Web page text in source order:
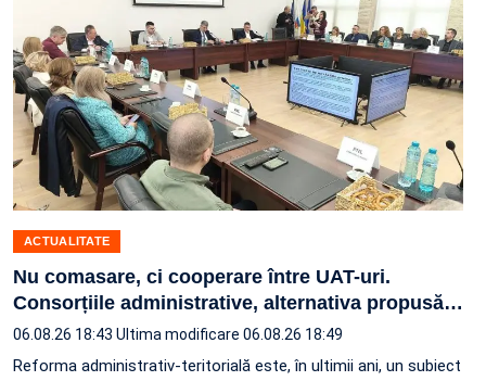
ACTUALITATE
Nu comasare, ci cooperare între UAT-uri.
Consorțiile administrative, alternativa propusă…
06.08.26 18:43 Ultima modificare 06.08.26 18:49
Reforma administrativ-teritorială este, în ultimii ani, un subiect